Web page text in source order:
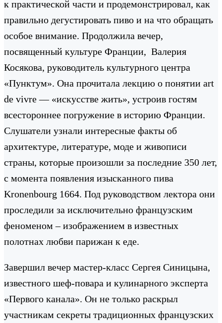
к практической части и продемонстрировал, как
правильно дегустировать пиво и на что обращать
особое внимание. Продолжила вечер,
посвященный культуре Франции, Валерия
Косякова, руководитель культурного центра
«Пунктум». Она прочитала лекцию о понятии art
de vivre — «искусстве жить», устроив гостям
всестороннее погружение в историю Франции.
Слушатели узнали интересные факты об
архитектуре, литературе, моде и живописи
страны, которые произошли за последние 350 лет,
с момента появления изысканного пива
Kronenbourg 1664. Под руководством лектора они
проследили за исключительно французским
феноменом – изображением в известных
полотнах любви парижан к еде.
Завершил вечер мастер-класс Сергея Синицына,
известного шеф-повара и кулинарного эксперта
«Первого канала». Он не только раскрыл
участникам секреты традиционных французских